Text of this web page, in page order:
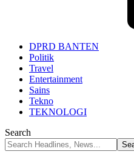
DPRD BANTEN
Politik
Travel
Entertainment
Sains
Tekno
TEKNOLOGI
Search